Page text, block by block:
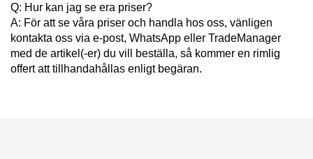
Q: Hur kan jag se era priser?
A: För att se våra priser och handla hos oss, vänligen
kontakta oss via e-post, WhatsApp eller TradeManager
med de artikel(-er) du vill beställa, så kommer en rimlig
offert att tillhandahållas enligt begäran.